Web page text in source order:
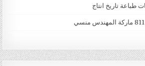
طباعة تاريخ انتاج